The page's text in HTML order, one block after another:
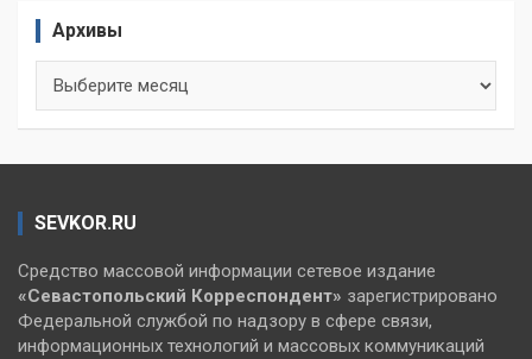
Архивы
SEVKOR.RU
Средство массовой информации сетевое издание
«Севастопольский Корреспондент» зарегистрировано
Федеральной службой по надзору в сфере связи,
информационных технологий и массовых коммуникаций